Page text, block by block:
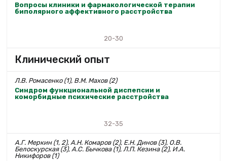
Вопросы клиники и фармакологической терапии
биполярного аффективного расстройства
20-30
Клинический опыт
Л.В. Ромасенко (1), В.М. Махов (2)
Синдром функциональной диспепсии и
коморбидные психические расстройства
32-35
А.Г. Меркин (1, 2), А.Н. Комаров (2), Е.Н. Динов (3), О.В.
Белоскурская (3), А.С. Бычкова (1), Л.П. Кезина (2), И.А.
Никифоров (1)